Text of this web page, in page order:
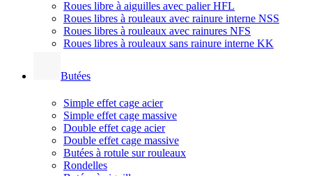
Roues libre à aiguilles avec palier HFL
Roues libres à rouleaux avec rainure interne NSS
Roues libres à rouleaux avec rainures NFS
Roues libres à rouleaux sans rainure interne KK
Butées
Simple effet cage acier
Simple effet cage massive
Double effet cage acier
Double effet cage massive
Butées à rotule sur rouleaux
Rondelles